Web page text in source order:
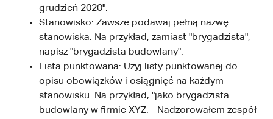
grudzień 2020".
Stanowisko: Zawsze podawaj pełną nazwę
stanowiska. Na przykład, zamiast "brygadzista",
napisz "brygadzista budowlany".
Lista punktowana: Użyj listy punktowanej do
opisu obowiązków i osiągnięć na każdym
stanowisku. Na przykład, "jako brygadzista
budowlany w firmie XYZ: - Nadzorowałem zespół